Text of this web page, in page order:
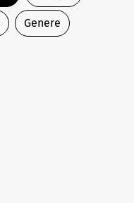
Genere